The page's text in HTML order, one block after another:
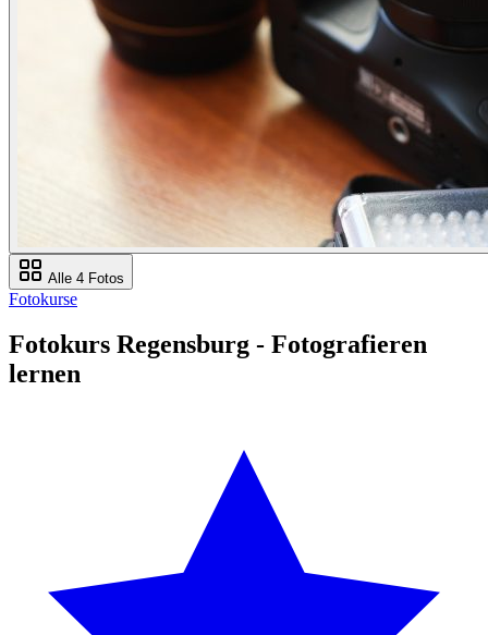
Alle 4 Fotos
Fotokurse
Fotokurs Regensburg - Fotografieren
lernen